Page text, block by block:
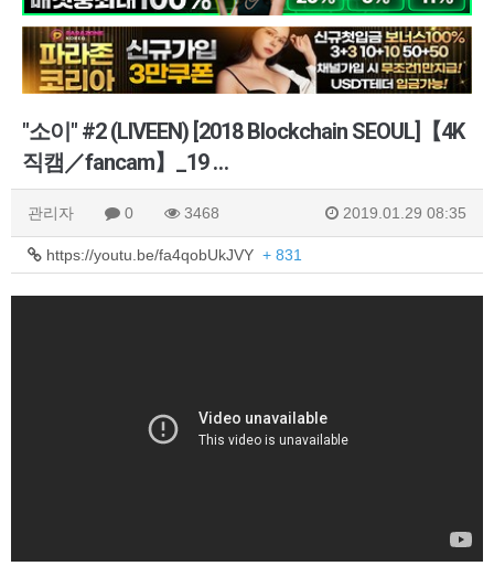
"소이" #2 (LIVEEN) [2018 Blockchain SEOUL]【4K
직캠／fancam】_19 …
관리자 0 3468 2019.01.29 08:35
https://youtu.be/fa4qobUkJVY + 831